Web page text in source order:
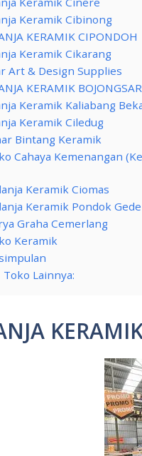
Keramik Cibinong
KERAMIK CIPONDOH
Keramik Cikarang
Art & Design Supplies
KERAMIK
Keramik Kaliabang
Keramik Ciledug
Bintang Keramik
Cahaya Kemenangan
Keramik Ciomas
Keramik Pondok Gede
Graha Cemerlang
Keramik
Toko Lainnya: